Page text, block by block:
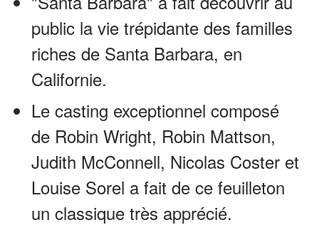
public la vie trépidante des familles
riches de Santa Barbara, en
Californie.
Le casting exceptionnel composé
de Robin Wright, Robin Mattson,
Judith McConnell, Nicolas Coster et
Louise Sorel a fait de ce feuilleton
un classique très apprécié.